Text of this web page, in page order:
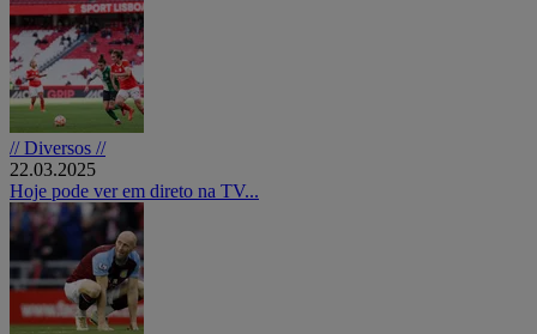
// Diversos //
22.03.2025
Hoje pode ver em direto na TV...